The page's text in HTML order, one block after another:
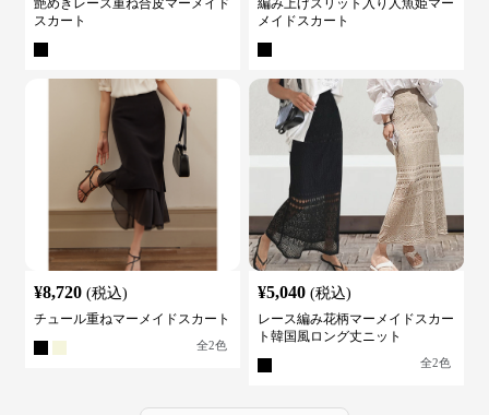
艶めきレース重ね合皮マーメイド
スカート
編み上げスリット入り人魚姫マー
メイドスカート
¥8,720 (税込)
チュール重ねマーメイドスカート
全2色
¥5,040 (税込)
レース編み花柄マーメイドスカー
ト韓国風ロング丈ニット
全2色